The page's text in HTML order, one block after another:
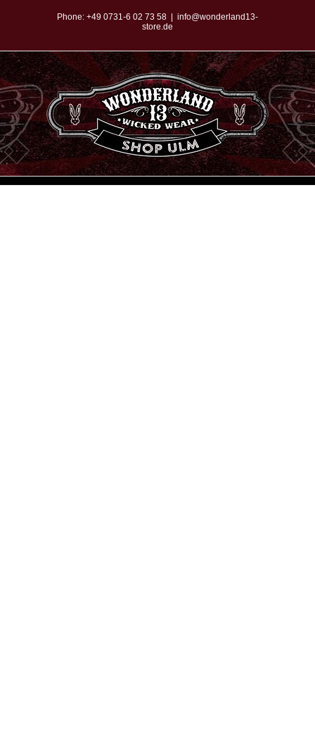
springen
Phone: +49 0731-6 02 73 58
info@wonderland13-
store.de